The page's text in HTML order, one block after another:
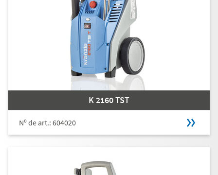
K 2160 TST
Nº de art.: 604020